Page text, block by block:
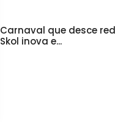
Carnaval que desce
Skol inova e...